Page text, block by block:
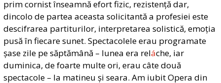
prim cornist înseamnă efort fizic, rezistență dar,
dincolo de partea aceasta solicitantă a profesiei este
descifrarea partiturilor, interpretarea solistică, emoția
pusă în fiecare sunet. Spectacolele erau programate
șase zile pe săptămână – lunea era reláche, iar
duminica, de foarte multe ori, erau câte două
spectacole – la matineu și seara. Am iubit Opera din